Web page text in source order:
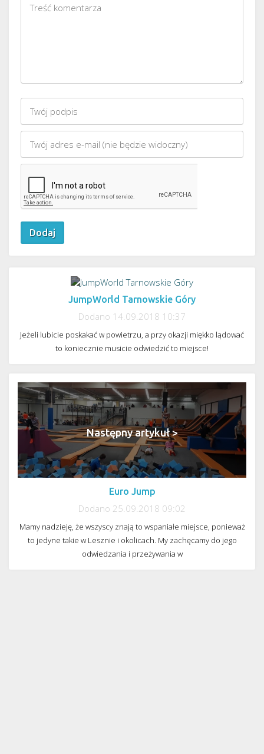
JumpWorld Tarnowskie Góry
Dodano 14.09.2018 10:37
Jeżeli lubicie poskakać w powietrzu, a przy okazji miękko lądować
to koniecznie musicie odwiedzić to miejsce!
Następny artykuł >
Euro Jump
Dodano 25.09.2018 09:02
Mamy nadzieję, że wszyscy znają to wspaniałe miejsce, ponieważ
to jedyne takie w Lesznie i okolicach. My zachęcamy do jego
odwiedzania i przeżywania w